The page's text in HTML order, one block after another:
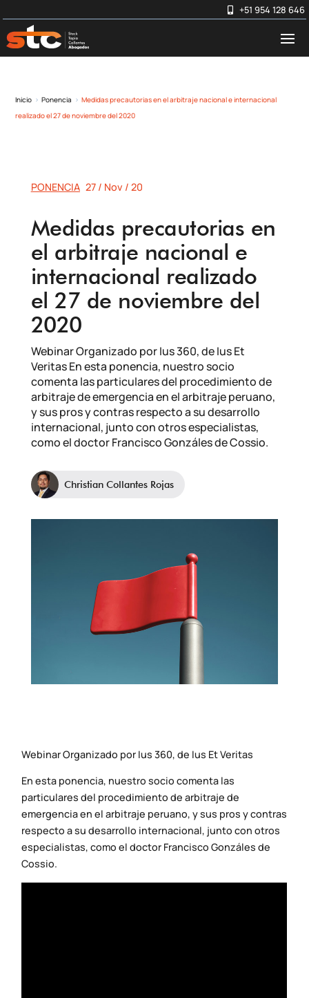
+51 954 128 646
Inicio 5 Ponencia 5 Medidas precautorias en el arbitraje nacional e internacional
realizado el 27 de noviembre del 2020
PONENCIA 27 / Nov / 20
Medidas precautorias en
el arbitraje nacional e
internacional realizado
el 27 de noviembre del
2020
Webinar Organizado por Ius 360, de Ius Et
Veritas En esta ponencia, nuestro socio
comenta las particulares del procedimiento de
arbitraje de emergencia en el arbitraje peruano,
y sus pros y contras respecto a su desarrollo
internacional, junto con otros especialistas,
como el doctor Francisco Gonzáles de Cossio.
Christian Collantes Rojas
Webinar Organizado por Ius 360, de Ius Et Veritas
En esta ponencia, nuestro socio comenta las
particulares del procedimiento de arbitraje de
emergencia en el arbitraje peruano, y sus pros y contras
respecto a su desarrollo internacional, junto con otros
especialistas, como el doctor Francisco Gonzáles de
Cossio.